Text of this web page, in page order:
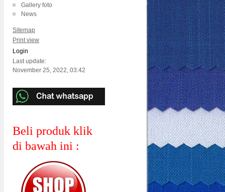
Gallery foto
News
Sitemap
Print view
Login
Last update:
November 25, 2022, 03:42
Beli produk klik
di bawah ini :